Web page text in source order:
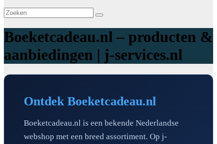
Boeketcadeau.nl – producten &
aanbiedingen | j-services.nl
Ontdek Boeketcadeau.nl
Boeketcadeau.nl is een bekende Nederlandse
webshop met een breed assortiment. Op j-